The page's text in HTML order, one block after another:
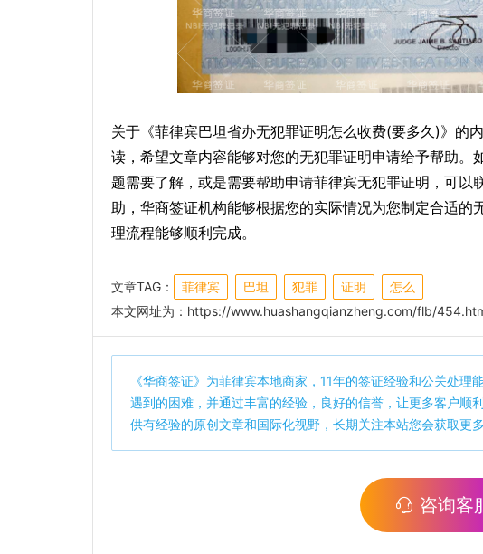
关于《菲律宾巴坦省办无犯罪证明怎么收费(要多久)》的
读，希望文章内容能够对您的无犯罪证明申请给予帮助。
题需要了解，或是需要帮助申请菲律宾无犯罪证明，可以
助，华商签证机构能够根据您的实际情况为您制定合适
理流程能够顺利完成。
文章TAG： 菲律宾 巴坦 犯罪 证明
怎么
本文网址为： https://www.huashangqianzheng.com/flb/
《华商签证》为菲律宾本地商家，11年的签证经验和公关处理
遇到的困难，并通过丰富的经验，良好的信誉，让更多客户顺
供有经验的原创文章和国际化视野，长期关注本站您会获取更
咨询客